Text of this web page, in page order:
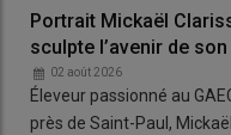
Portrait Mickaël
sculpte l’avenir de
02 août 2026
Éleveur passionné au
près de Saint-Paul,